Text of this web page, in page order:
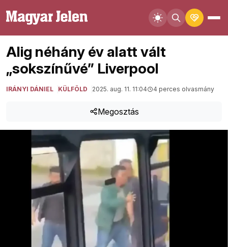
Alig néhány év alatt vált
„sokszínűvé” Liverpool
IRÁNYI DÁNIEL KÜLFÖLD 2025. aug. 11. 11:04 4 perces olvasmány
Megosztás